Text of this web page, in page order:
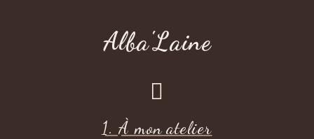
Alba'Laine

1. À mon atelier